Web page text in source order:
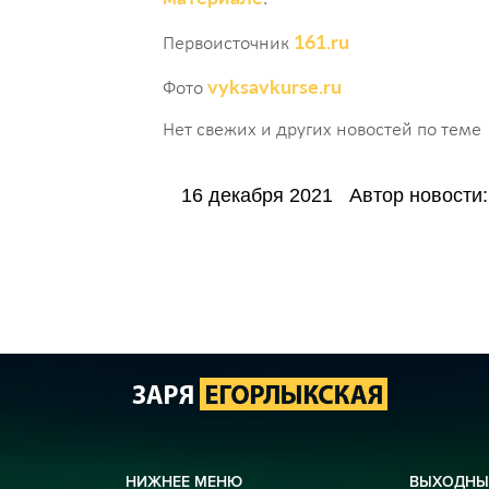
Первоисточник 161.ru
Фото vyksavkurse.ru
Нет свежих и других новостей по теме
16 декабря 2021 Автор новости:
НИЖНЕЕ МЕНЮ